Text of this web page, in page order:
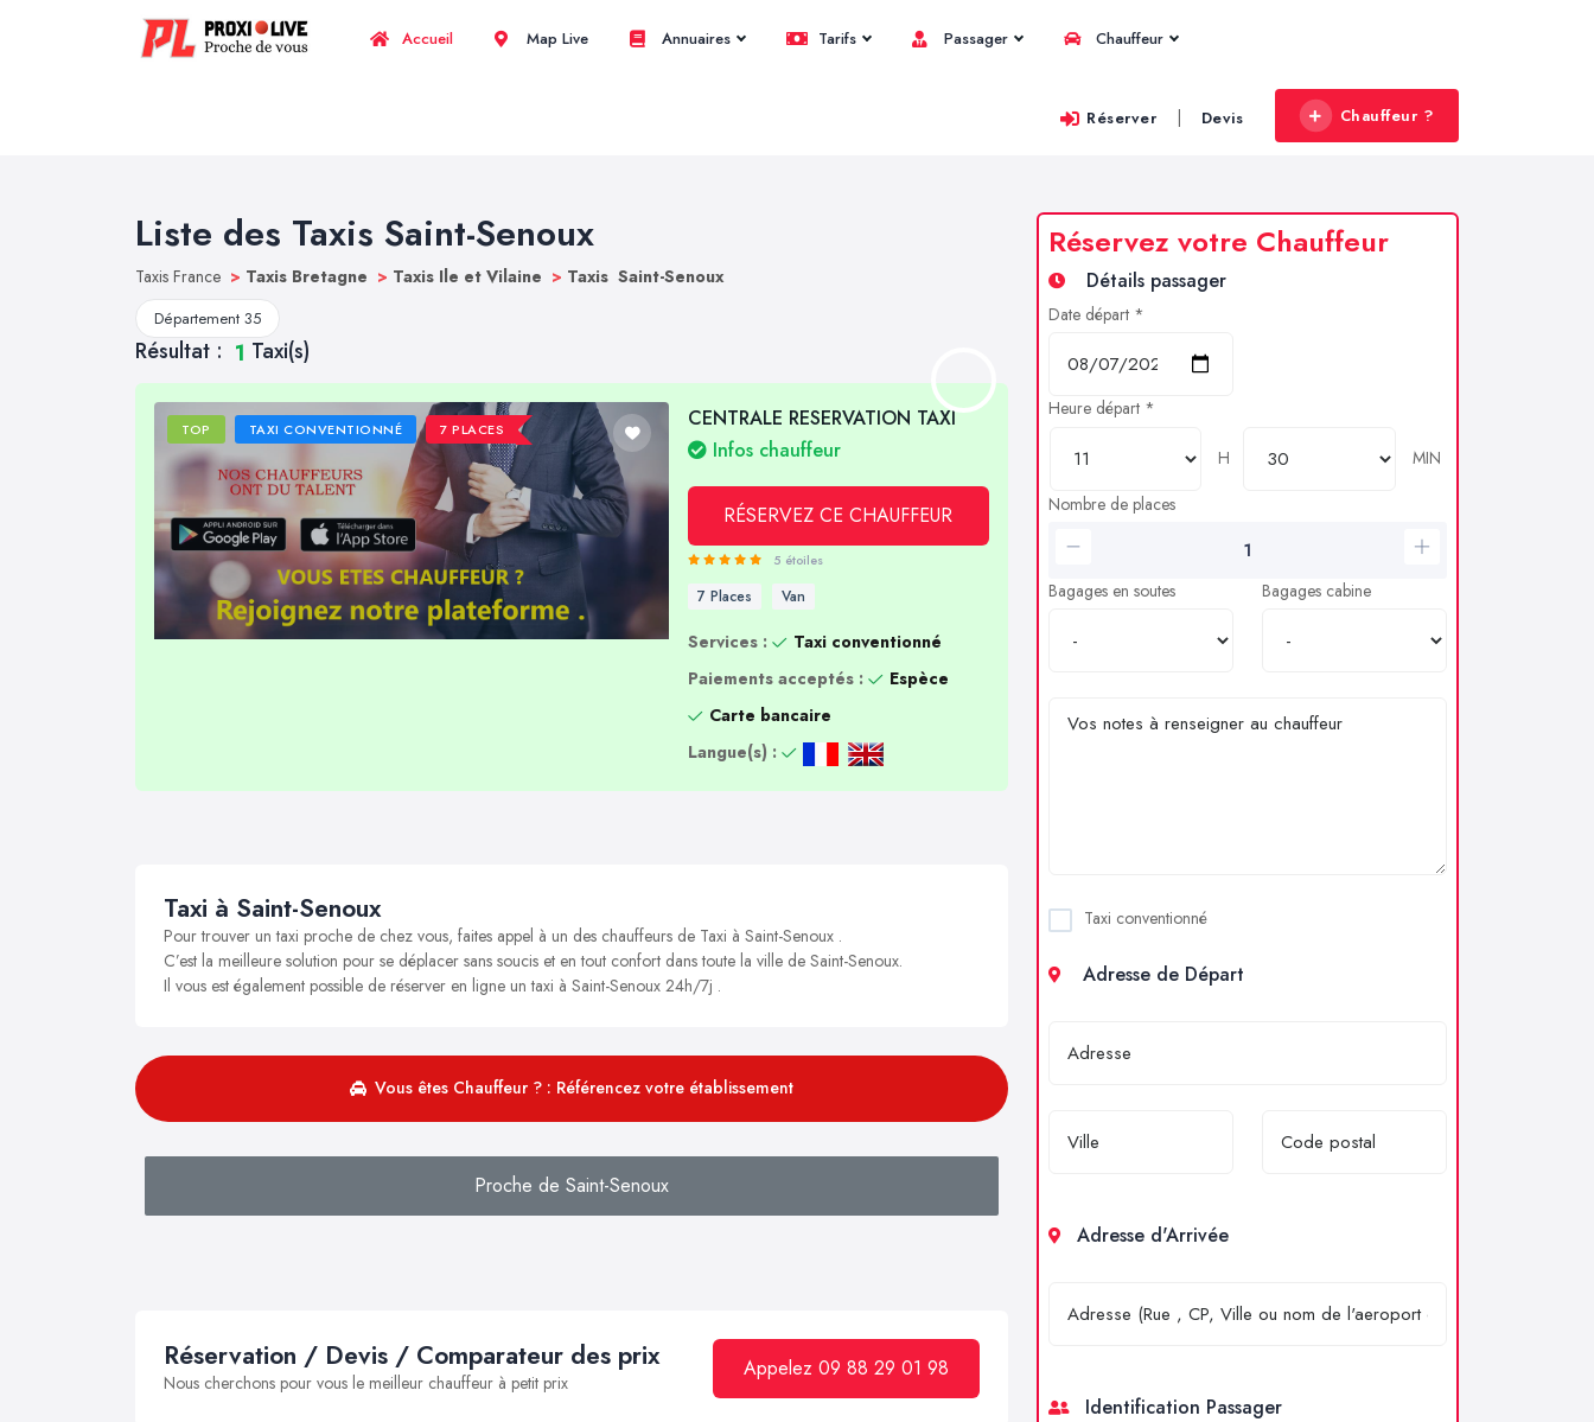
Accueil Map Live Annuaires Tarifs Passager Chauffeur
Réserver | Devis Chauffeur ?
Liste des Taxis Saint-Senoux
Taxis France > Taxis Bretagne > Taxis Ile et Vilaine > Taxis Saint-Senoux
Département 35
Résultat : 1 Taxi(s)
TOP TAXI CONVENTIONNÉ 7 PLACES
CENTRALE RESERVATION TAXI
Infos chauffeur
RÉSERVEZ CE CHAUFFEUR
5 étoiles
7 Places Van
Services :
Taxi conventionné
Paiements acceptés :
Espèce
Carte bancaire
Langue(s) :
Taxi à Saint-Senoux
Pour trouver un taxi proche de chez vous, faites appel à un des chauffeurs de Taxi à Saint-Senoux .
C’est la meilleure solution pour se déplacer sans soucis et en tout confort dans toute la ville de Saint-Senoux.
Il vous est également possible de réserver en ligne un taxi à Saint-Senoux 24h/7j .
Vous êtes Chauffeur ? : Référencez votre établissement
Proche de Saint-Senoux
Réservation / Devis / Comparateur des prix
Nous cherchons pour vous le meilleur chauffeur à petit prix
Appelez 09 88 29 01 98
Réservez votre Chauffeur
Détails passager
Date départ *
Heure départ *
H
MIN
Nombre de places
Bagages en soutes Bagages cabine
Taxi conventionné
Adresse de Départ
Adresse d'Arrivée
Identification Passager